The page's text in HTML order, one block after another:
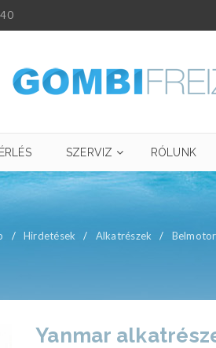
SZERVIZ RÓLUNK
/ Hirdetések / Alkatrészek / Belmotor
Yanmar